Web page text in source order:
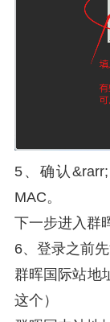
5、确认
MAC。
下一步进入群
6、登录之前
群晖国际站地
这个）